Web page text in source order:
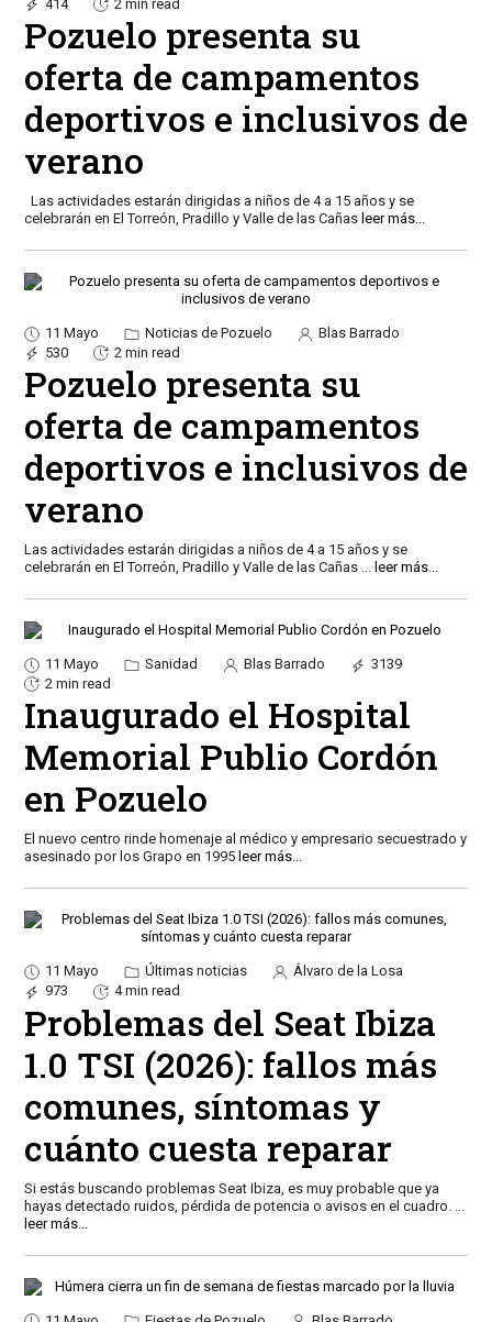
414
2 min read
Pozuelo presenta su
oferta de campamentos
deportivos e inclusivos de
verano
Las actividades estarán dirigidas a niños de 4 a 15 años y se
celebrarán en El Torreón, Pradillo y Valle de las Cañas leer más...
11 Mayo Noticias de Pozuelo
Blas Barrado
530
2 min read
Pozuelo presenta su
oferta de campamentos
deportivos e inclusivos de
verano
Las actividades estarán dirigidas a niños de 4 a 15 años y se
celebrarán en El Torreón, Pradillo y Valle de las Cañas ... leer más...
11 Mayo Sanidad Blas Barrado
3139
2 min read
Inaugurado el Hospital
Memorial Publio Cordón
en Pozuelo
El nuevo centro rinde homenaje al médico y empresario secuestrado y
asesinado por los Grapo en 1995 leer más...
11 Mayo Últimas noticias
Álvaro de la Losa
973
4 min read
Problemas del Seat Ibiza
1.0 TSI (2026): fallos más
comunes, síntomas y
cuánto cuesta reparar
Si estás buscando problemas Seat Ibiza, es muy probable que ya
hayas detectado ruidos, pérdida de potencia o avisos en el cuadro.
leer más...